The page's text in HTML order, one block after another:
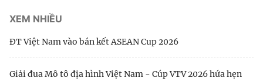
XEM NHIỀU
ĐT Việt Nam vào bán kết ASEAN Cup 2026
Giải đua Mô tô địa hình Việt Nam - Cúp VTV 2026 hứa hẹn